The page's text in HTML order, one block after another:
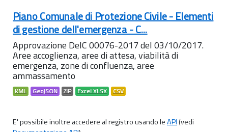
Piano Comunale di Protezione Civile - Elementi
di gestione dell'emergenza - C...
Approvazione DelC 00076-2017 del 03/10/2017.
Aree accoglienza, aree di attesa, viabilità di
emergenza, zone di confluenza, aree
ammassamento
KML GeoJSON ZIP Excel XLSX CSV
E' possibile inoltre accedere al registro usando leAPI(vedi